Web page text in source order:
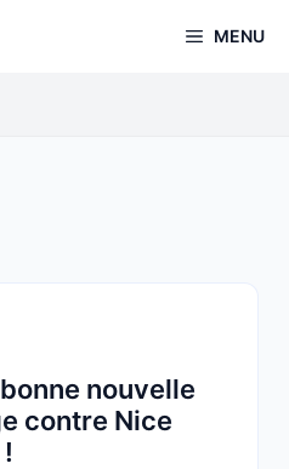
MENU
nouvelle
contre Nice